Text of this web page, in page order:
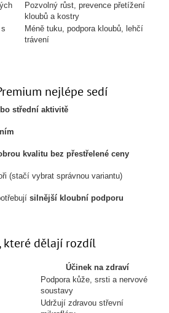
Pozvolný růst, prevence přetížení
kloubů a kostry
Méně tuku, podpora kloubů, lehčí
trávení
nejlépe sedí
střední aktivitě
kvalitu bez přestřelené ceny
(stačí vybrat správnou variantu)
silnější kloubní podporu
které dělají rozdíl
Účinek na zdraví
Podpora kůže, srsti a nervové
soustavy
Udržují zdravou střevní